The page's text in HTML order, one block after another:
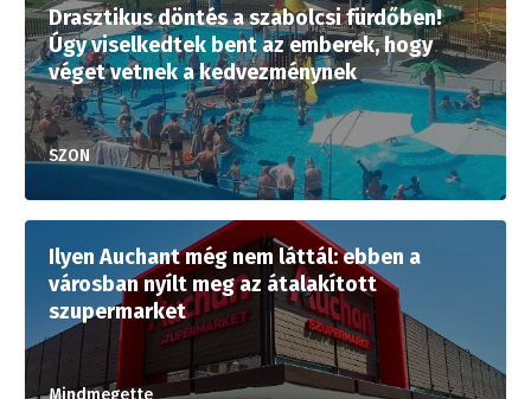
Drasztikus döntés a szabolcsi fürdőben!
Úgy viselkedtek bent az emberek, hogy
véget vetnek a kedvezménynek
SZON
Ilyen Auchant még nem láttál: ebben a
városban nyílt meg az átalakított
szupermarket
Mindmegette